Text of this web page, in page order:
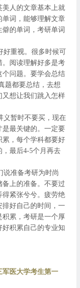
人的文章基本上就
词，能够理解文章
的单词，考研单词
重视。很多时候可
阅读理解好多是考
问题。要学会总结
题都要总结，去想
想让我们跳入怎样
暂时不要买，现在
最关键的。一定要
，每个学科都要好
最后4-5个月再去
准备考研为时尚
上的准备。不要过
紧张兮兮。疲劳绝
好自己的时间，一
累，考研是一个厚
积累自己的专业知
医大学考生第一